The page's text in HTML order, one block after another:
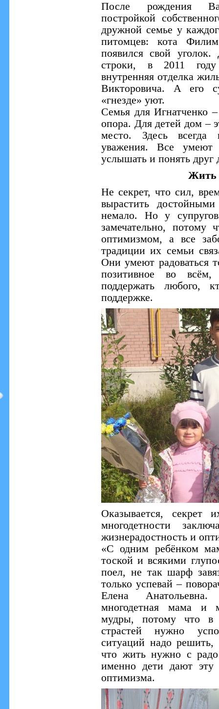
После рождения
постройкой
дружной семье у
питомцев: кота
появился свой
строки, в 2011 году
внутренняя отделка
Викторовича. А его
«гнезде» уют.
Семья для Игнатченко
опора. Для детей дом –
место. Здесь
уважения. Все умеют
услышать и понять друг
Жить
Не секрет, что сил,
вырастить
немало. Но у
замечательно,
оптимизмом, а все
традиции их семьи
Они умеют радоваться
позитивное во
поддержать любого,
поддержке.
Оказывается, секрет
многодетности
жизнерадостность и
«С одним ребёнком
тоской и всякими
поел, не так шарф
только успевай –
Елена
многодетная мама и
мудры, потому что в
страстей нужно
ситуаций надо
что жить нужно с
именно дети дают эту
оптимизма.